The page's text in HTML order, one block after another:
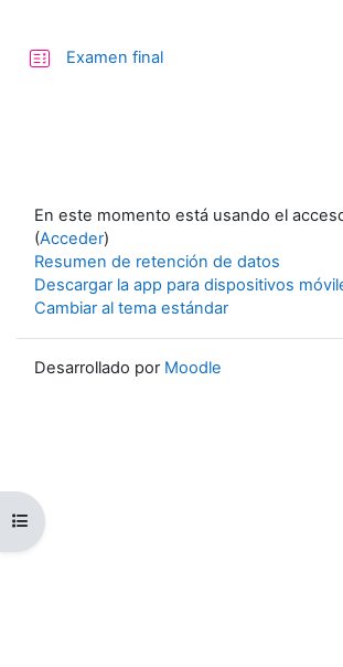
Abrir índice del curso
Examen finalCuestionario
En este momento está usando el
(Acceder)
Resumen de retención de datos
Descargar la app para dispositivos
Cambiar al tema estándar
Desarrollado por Moodle